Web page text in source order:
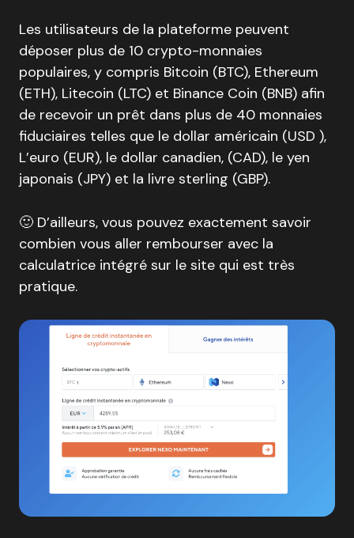
Les utilisateurs de la plateforme peuvent
déposer plus de 10 crypto-monnaies
populaires, y compris Bitcoin (BTC), Ethereum
(ETH), Litecoin (LTC) et Binance Coin (BNB) afin
de recevoir un prêt dans plus de 40 monnaies
fiduciaires telles que le dollar américain (USD ),
L’euro (EUR), le dollar canadien, (CAD), le yen
japonais (JPY) et la livre sterling (GBP).
🙂 D’ailleurs, vous pouvez exactement savoir
combien vous aller rembourser avec la
calculatrice intégré sur le site qui est très
pratique.